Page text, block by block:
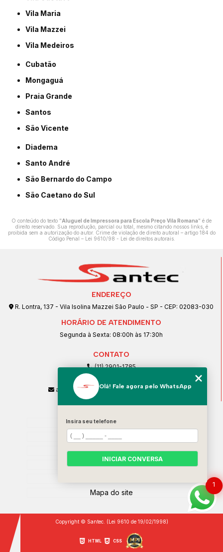
Vila Maria
Vila Mazzei
Vila Medeiros
Cubatão
Mongaguá
Praia Grande
Santos
São Vicente
Diadema
Santo André
São Bernardo do Campo
São Caetano do Sul
O conteúdo do texto "Aluguel de Impressora para Escola Preço Vila Romana" é de
direito reservado. Sua reprodução, parcial ou total, mesmo citando nossos links, é
proibida sem a autorização do autor. Crime de violação de direito autoral – artigo 184 do
Código Penal –
Lei 9610/98 - Lei de direitos autorais.
ENDEREÇO
R. Lontra, 137 - Vila Isolina Mazzei São Paulo - SP - CEP: 02083-030
HORÁRIO DE ATENDIMENTO
Segunda à Sexta: 08:00h às 17:30h
CONTATO
(11) 2901-1785
(11) 99239-1832
atendimento@santeccopiadoras.com.br
Home
Empresa
SERVIÇOS
Contato
Mapa do site
Copyright © Santec. (Lei 9610 de 19/02/1998)
HTML CSS
1
Olá! Fale agora pelo WhatsApp
Insira seu telefone
INICIAR CONVERSA